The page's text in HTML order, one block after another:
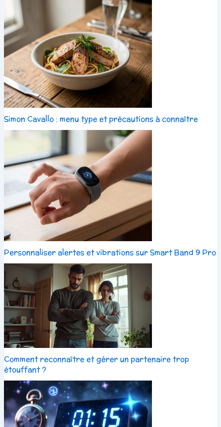
Simon Cavallo : menu type et précautions à connaître
Personnaliser alertes et vibrations sur Smart Band 9 Pro
Comment reconnaître et gérer un partenaire trop
étouffant ?